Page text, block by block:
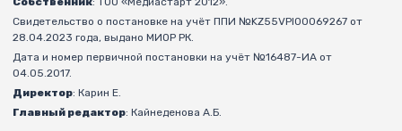
Свидетельство о постановке на учёт ППИ №KZ55VPI00069267 от
28.04.2023 года, выдано МИОР РК.
Дата и номер первичной постановки на учёт №16487-ИА от
04.05.2017.
Директор: Карин Е.
Главный редактор: Кайнеденова А.Б.